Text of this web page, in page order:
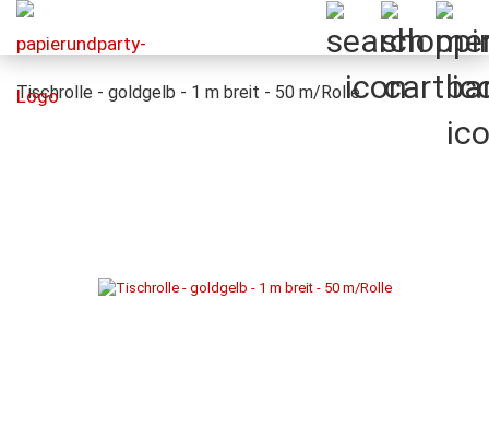
Tischrolle - goldgelb - 1 m breit - 50 m/Rolle